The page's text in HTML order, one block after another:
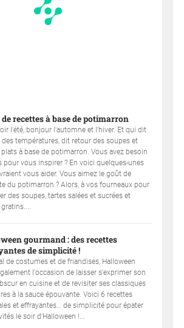
de recettes à base de potimarron
l'été, bonjour l'automne et l'hiver. Et qui dit
des températures, dit retour des soupes et
à base de potimarron. Vous avez besoin
pour vous inspirer ? En voici quelques-unes
vous aider. Vous aimez le goût de
du potimarron ? Alors, à vos fourneaux pour
des soupes, tartes salées et sucrées et
gourmand : des recettes
de simplicité !
de costumes et de friandises, Halloween
l'occasion de laisser s'exprimer son
en cuisine et de revisiter ses classiques
à la sauce épouvante. Voici 6 recettes
et effrayantes… de simplicité pour épater
le soir d'Halloween !...